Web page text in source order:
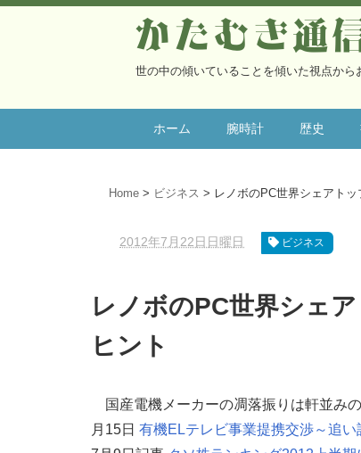
かたむき通
世の中の傾いていることを傾いた視点から
ホーム 腕時計 歴史
Home ビジネス レノボのPC世界シェアト
2012年7月22日日曜日 ビジネス
レノボのPC世界シェ
ヒント
国産電機メーカーの凋落振りは軒並み
月15日 有機ELテレビ事業提携交渉～追